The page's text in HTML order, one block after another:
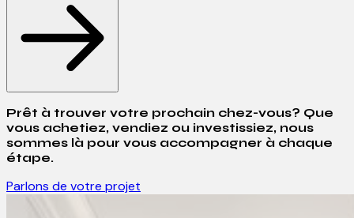
Prêt à trouver votre prochain chez-vous? Que
vous achetiez, vendiez ou investissiez, nous
sommes là pour vous accompagner à chaque
étape.
Parlons de votre projet